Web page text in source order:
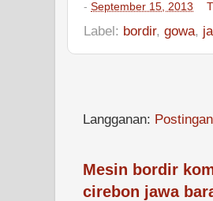
- September 15, 2013
Label: bordir, gowa,
Langganan:
Mesin bordir
cirebon jawa